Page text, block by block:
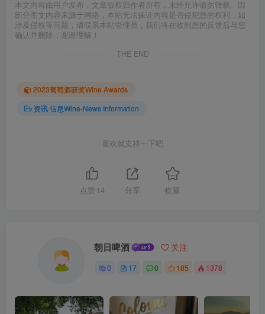
本文内容由用户发布，文章版权归作者所有，未经允许请勿转载。因
部分图文内容来源于网络，本站无法保证内容是否侵犯您的权利，如
涉及侵权等问题，请联系本站管理员，我们将在收到您的反馈后与您
确认并删除，谢谢理解！
THE END
2023葡萄酒获奖Wine Awards
资讯·信息Wine-News Information
喜欢就支持一下吧
点赞 14 分享 收藏
朝日啤酒 关注
0 17 0 185 1378